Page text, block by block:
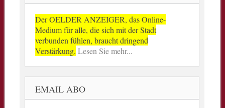
Der OELDER ANZEIGER, das Online-
Medium für alle, die sich mit der Stadt
verbunden fühlen, braucht dringend
Verstärkung. Lesen Sie mehr...
EMAIL ABO